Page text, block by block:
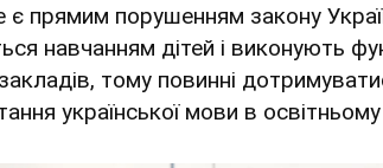
є прямим порушенням закону
навчанням дітей і виконують
закладів, тому повинні
української мови в